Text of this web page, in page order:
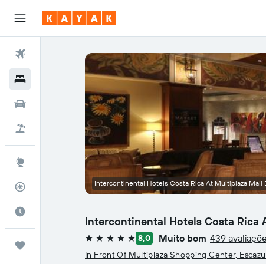
Rastreador de voos
Intercontinental Hotels Costa Rica
5 estrelas 8,0 Muito bom 439
In Front Of Multiplaza Shopping Center,
Intercontinental Hotels Costa Rica At Multiplaza Mall